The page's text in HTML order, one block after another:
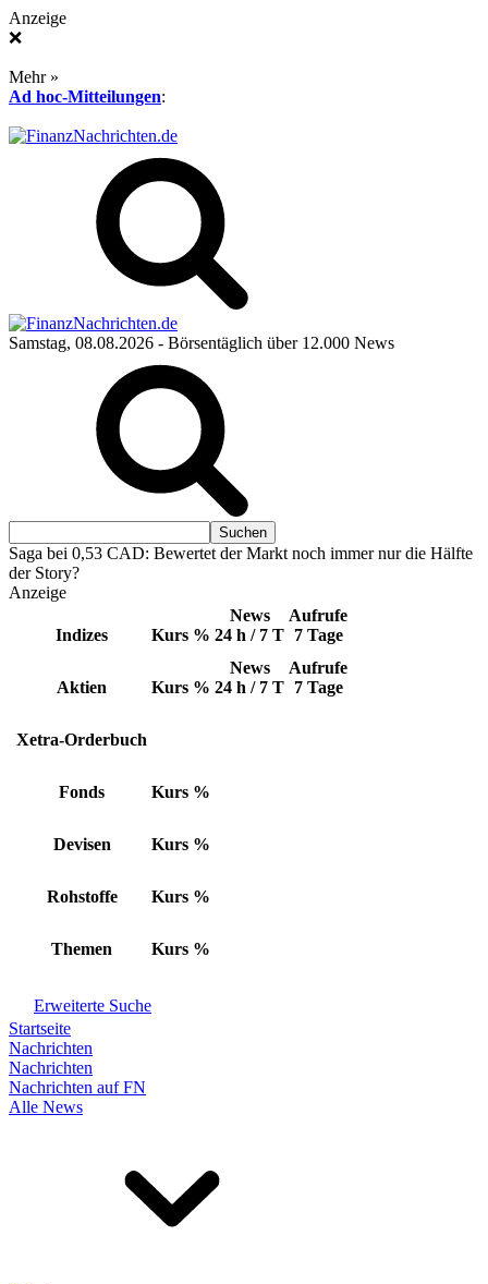
Anzeige
❌
Mehr »
Ad hoc-Mitteilungen:
Samstag, 08.08.2026 - Börsentäglich über 12.000 News
Saga bei 0,53 CAD: Bewertet der Markt noch immer nur die Hälfte
der Story?
Anzeige
Indizes Kurs %
News
24 h / 7 T
Aufrufe
7 Tage
Aktien Kurs %
News
24 h / 7 T
Aufrufe
7 Tage
Xetra-Orderbuch
Fonds Kurs %
Devisen Kurs %
Rohstoffe Kurs %
Themen Kurs %
Erweiterte Suche
Startseite
Nachrichten
Nachrichten
Nachrichten auf FN
Alle News